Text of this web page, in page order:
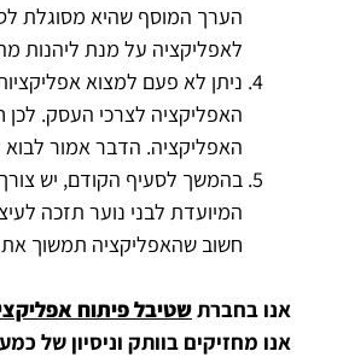
הערך המוסף שהיא מסוגלת
לאפליקציה על מנת ליהנות
ניתן לא פעם למצוא
האפליקציה לצרכי העסק.
האפליקציה. הדבר אמור לבוא
בהמשך לסעיף הקודם, יש
המיועדת לבני נוער תזכה
חשוב שהאפליקציה תמשוך
אנו בחברתשטיבל פיתוח
אפליקציות
מכאן
אתם מוזמנים